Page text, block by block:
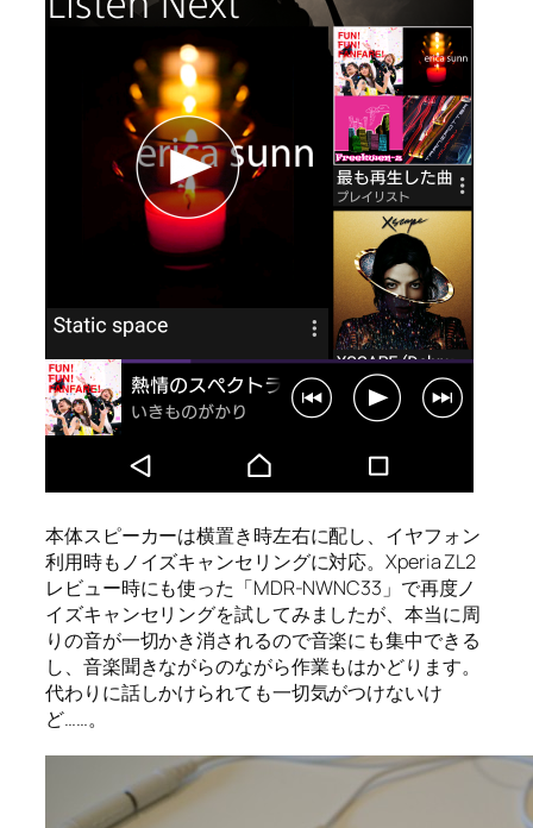
本体スピーカーは横置き時左右に配し、イヤフォン
利用時もノイズキャンセリングに対応。Xperia ZL2
レビュー時にも使った「MDR-NWNC33」で再度ノ
イズキャンセリングを試してみましたが、本当に周
りの音が一切かき消されるので音楽にも集中できる
し、音楽聞きながらのながら作業もはかどります。
代わりに話しかけられても一切気がつけないけ
ど……。